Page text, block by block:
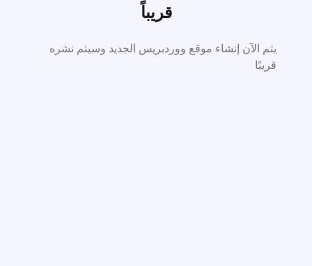
قريباً
يتم الآن إنشاء موقع ووردبريس الجديد وسيتم نشره
قريبًا